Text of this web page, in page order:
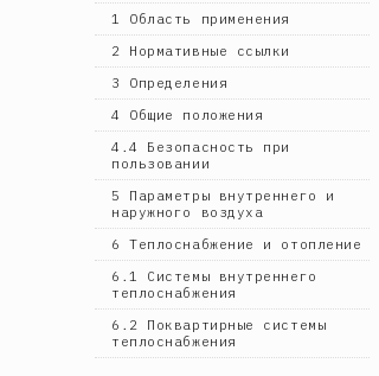
1 Область применения
2 Нормативные ссылки
3 Определения
4 Общие положения
4.4 Безопасность при
пользовании
5 Параметры внутреннего и
наружного воздуха
6 Теплоснабжение и отопление
6.1 Системы внутреннего
теплоснабжения
6.2 Поквартирные системы
теплоснабжения